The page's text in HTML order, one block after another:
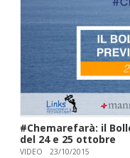
#Chemarefarà: il
del 24 e 25 ottobre
VIDEO 23/10/2015